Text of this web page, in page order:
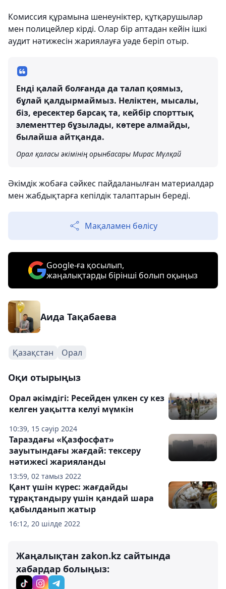
Комиссия құрамына шенеуніктер, құтқарушылар
мен полицейлер кірді. Олар бір аптадан кейін ішкі
аудит нәтижесін жариялауға уәде беріп отыр.
Енді қалай болғанда да талап қоямыз,
бұлай қалдырмаймыз. Неліктен, мысалы,
біз, ересектер барсақ та, кейбір спорттық
элементтер бұзылады, көтере алмайды,
былайша айтқанда.
Орал қаласы әкімінің орынбасары Мирас Мүлқай
Әкімдік жобаға сәйкес пайдаланылған материалдар
мен жабдықтарға кепілдік талаптарын береді.
Мақаламен бөлісу
Google-ға қосылып,
жаңалықтарды бірінші болып оқыңыз
Аида Тақабаева
Қазақстан Орал
Оқи отырыңыз
10:39, 15 сәуір 2024
Орал әкімдігі: Ресейден үлкен су кез
келген уақытта келуі мүмкін
13:59, 02 тамыз 2022
Тараздағы «Қазфосфат»
зауытындағы жағдай: тексеру
нәтижесі жарияланды
16:12, 20 шілде 2022
Қант үшін күрес: жағдайды
тұрақтандыру үшін қандай шара
қабылданып жатыр
Жаңалықтан zakon.kz сайтында
хабардар болыңыз: